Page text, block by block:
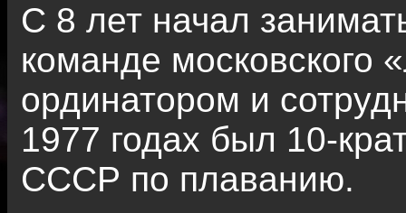
С 8 лет начал
команде московского
ординатором и
1977 годах был 10-
СССР по плаванию.